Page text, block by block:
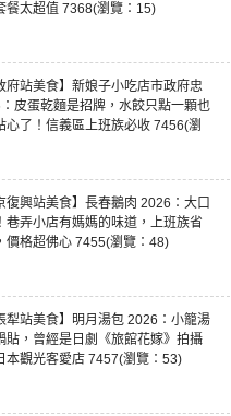
餐太超值 7368(瀏覽：15)
府站美食】新娘子小吃店市政府忠
皮蛋乾麵是招牌，水餃只點一顆也
心了！信義區上班族必收 7456(瀏
復興站美食】長春鵝肉 2026：大口
巷弄小店有媽媽的味道，上班族省
價格超佛心 7455(瀏覽：48)
犁站美食】明月湯包 2026：小籠湯
貼，曾經是日劇《旅館花嫁》拍攝
本觀光客愛店 7457(瀏覽：53)